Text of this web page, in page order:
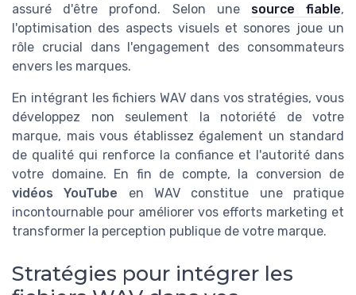
assuré d'être profond. Selon une source fiable,
l'optimisation des aspects visuels et sonores joue un
rôle crucial dans l'engagement des consommateurs
envers les marques.
En intégrant les fichiers WAV dans vos stratégies, vous
développez non seulement la notoriété de votre
marque, mais vous établissez également un standard
de qualité qui renforce la confiance et l'autorité dans
votre domaine. En fin de compte, la conversion de
vidéos YouTube en WAV constitue une pratique
incontournable pour améliorer vos efforts marketing et
transformer la perception publique de votre marque.
Stratégies pour intégrer les